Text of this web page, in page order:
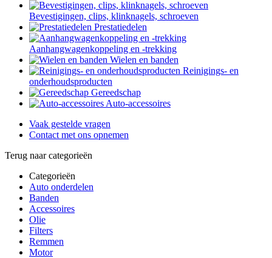
Bevestigingen, clips, klinknagels, schroeven
Prestatiedelen
Aanhangwagenkoppeling en -trekking
Wielen en banden
Reinigings- en
onderhoudsproducten
Gereedschap
Auto-accessoires
Vaak gestelde vragen
Contact met ons opnemen
Terug naar categorieën
Categorieën
Auto onderdelen
Banden
Accessoires
Olie
Filters
Remmen
Motor